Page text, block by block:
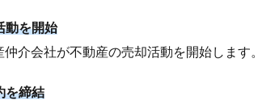
動を開始
介会社が不動産の売却活動を開始します。
を締結